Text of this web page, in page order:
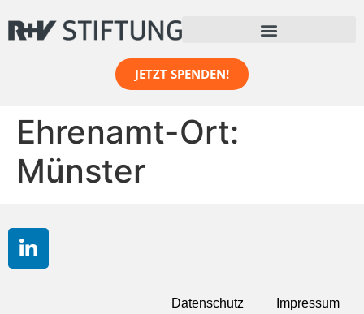
springen
JETZT SPENDEN!
Ehrenamt-Ort:
Münster
Datenschutz Impressum